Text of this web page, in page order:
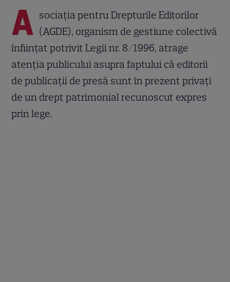
A sociația pentru Drepturile Editorilor
(AGDE), organism de gestiune colectivă
înființat potrivit Legii nr. 8/1996, atrage
atenția publicului asupra faptului că editorii
de publicații de presă sunt în prezent privați
de un drept patrimonial recunoscut expres
prin lege.